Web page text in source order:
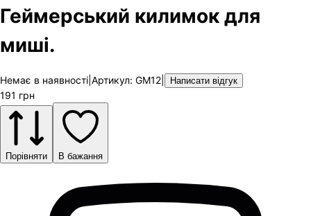
Геймерський килимок для
миші.
Немає в наявності Артикул: GM12 Написати відгук
191 грн
Порівняти В бажання